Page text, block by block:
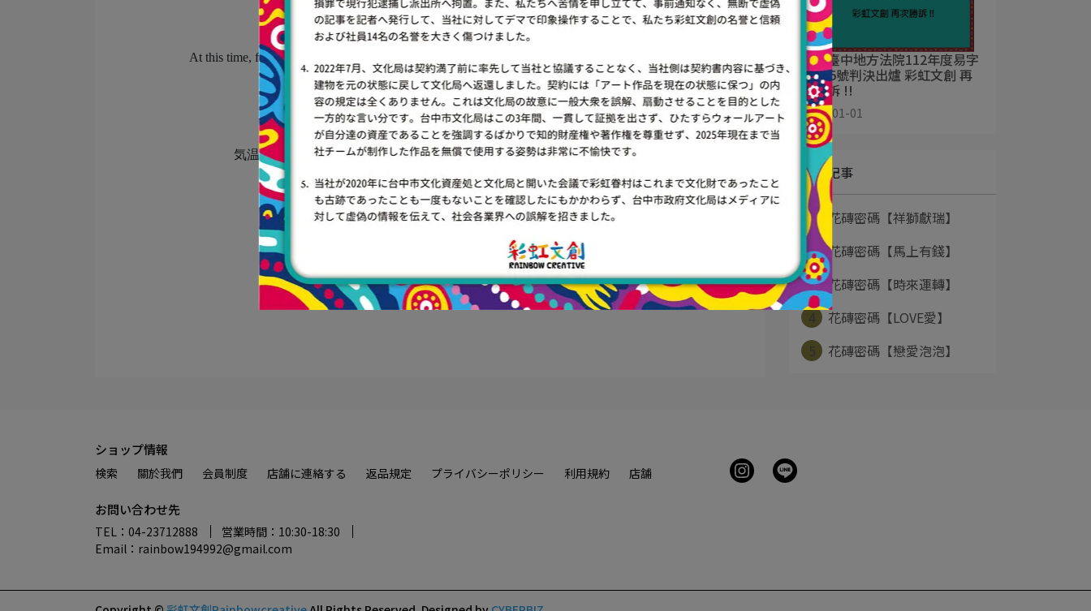
and there is more rainfall. Flowers and plants grow vigorously.
At this time, farmers have just finished their spring plowing and need rain to nourish the fields.
【4月-清明穀雨】
気温が上がり始め、雨量も増える。 花や草木が勢いよく成長する。
農民たちはこの時期に春耕を終えたばかりで、
田畑を雨水で潤してもらうことが一番必要だ。
》》》相關商品
臺灣臺中地方法院112年度易字
第745號判決出爐 彩虹文創 再
次勝訴 !!
2025-01-01
最新記事
1
花磚密碼【祥獅獻瑞】
2 花磚密碼【馬上有錢】
3 花磚密碼【時來運轉】
花磚密碼【LOVE愛】
花磚密碼【戀愛泡泡】
ショップ情報
検索 關於我們 会員制度 店舗に連絡する 返品規定 プライバシーポリシー 利用規約 店舗
お問い合わせ先
TEL：04-23712888
営業時間：10:30-18:30
Email：rainbow194992@gmail.com